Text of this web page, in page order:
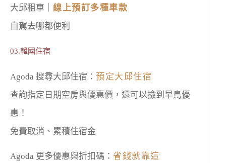
大邱租車｜ 線上預訂多種車款
自駕去哪都便利
03.韓國住宿
Agoda 搜尋大邱住宿： 預定大邱住宿
查詢指定日期空房與優惠價，還可以撿到早鳥優
惠！
免費取消、累積住宿金
Agoda 更多優惠與折扣碼： 省錢就靠這